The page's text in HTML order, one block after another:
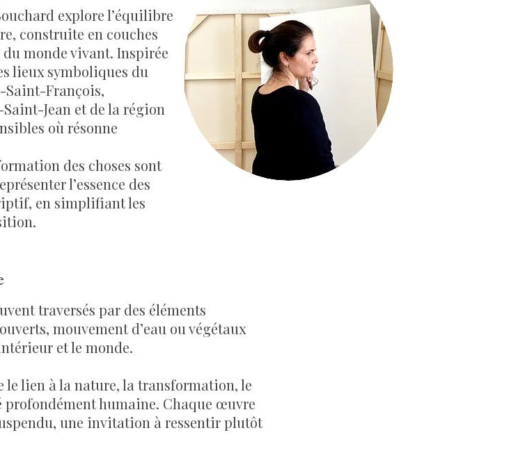
explore l’équilibre
construite en couches
monde vivant. Inspirée
lieux symboliques du
François,
Jean et de la région
où résonne
des choses sont
l’essence des
en simplifiant les
traversés par des éléments
mouvement d’eau ou végétaux
et le monde.
le lien à la nature, la transformation, le
humaine. Chaque œuvre
une invitation à ressentir plutôt